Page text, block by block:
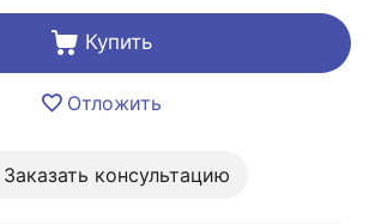
Купить
Отложить
Заказать консультацию